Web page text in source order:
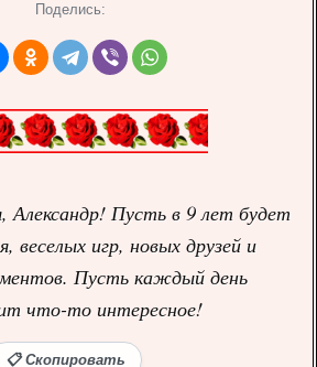
Поделись:
Александр! Пусть в 9 лет будет
веселых игр, новых друзей и
Пусть каждый день
что-то интересное!
📋 Скопировать